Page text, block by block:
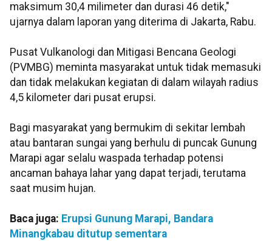
maksimum 30,4 milimeter dan durasi 46 detik,"
ujarnya dalam laporan yang diterima di Jakarta, Rabu.
Pusat Vulkanologi dan Mitigasi Bencana Geologi
(PVMBG) meminta masyarakat untuk tidak memasuki
dan tidak melakukan kegiatan di dalam wilayah radius
4,5 kilometer dari pusat erupsi.
Bagi masyarakat yang bermukim di sekitar lembah
atau bantaran sungai yang berhulu di puncak Gunung
Marapi agar selalu waspada terhadap potensi
ancaman bahaya lahar yang dapat terjadi, terutama
saat musim hujan.
Baca juga: Erupsi Gunung Marapi, Bandara
Minangkabau ditutup sementara